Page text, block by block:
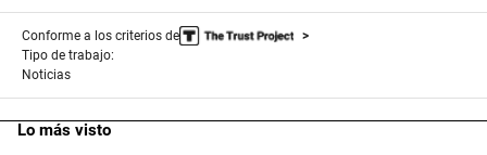
i
n
u
e
s
,
5
Conforme a los criterios de
Tipo de trabajo:
Noticias
Lo más visto